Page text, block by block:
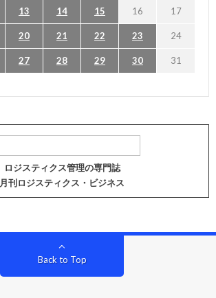
13 14 15 16 17
20 21 22 23 24
27 28 29 30
31
ロジスティクス管理の専門誌
月刊ロジスティクス・ビジネス
Back to Top